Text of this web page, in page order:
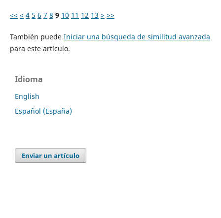
<< < 4 5 6 7 8 9 10 11 12 13 > >>
También puede Iniciar una búsqueda de similitud avanzada
para este artículo.
Idioma
English
Español (España)
Enviar un artículo